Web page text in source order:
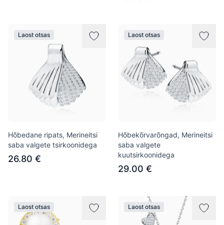
Laost otsas
Hõbedane ripats, Merineitsi
saba valgete tsirkoonidega
26.80 €
Laost otsas
Hõbekõrvarõngad, Merineitsi
saba valgete
kuutsirkoonidega
29.00 €
Laost otsas Laost otsas